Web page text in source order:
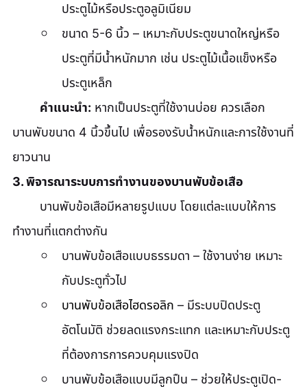
ประตูไม้หรือประตูอลูมิเนียม
ขนาด 5-6 นิ้ว – เหมาะกับประตูขนาดใหญ่หรือ
ประตูที่มีน้ำหนักมาก เช่น ประตูไม้เนื้อแข็งหรือ
ประตูเหล็ก
คำแนะนำ: หากเป็นประตูที่ใช้งานบ่อย ควรเลือก
บานพับขนาด 4 นิ้วขึ้นไป เพื่อรองรับน้ำหนักและการใช้งานที่
ยาวนาน
3. พิจารณาระบบการทำงานของบานพับข้อเสือ
ทำงานที่แตกต่างกัน
บานพับข้อเสือแบบธรรมดา – ใช้งานง่าย เหมาะ
กับประตูทั่วไป
บานพับข้อเสือไฮดรอลิก – มีระบบปิดประตู
อัตโนมัติ ช่วยลดแรงกระแทก และเหมาะกับประตู
ที่ต้องการการควบคุมแรงปิด
บานพับข้อเสือแบบมีลูกปืน – ช่วยให้ประตูเปิด-